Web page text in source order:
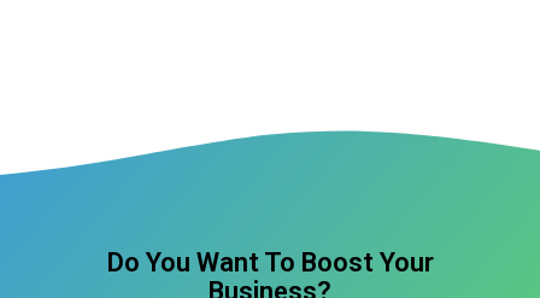
Do You Want To Boost Your
Business?